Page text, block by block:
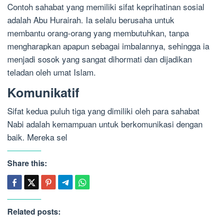
Contoh sahabat yang memiliki sifat keprihatinan sosial
adalah Abu Hurairah. Ia selalu berusaha untuk
membantu orang-orang yang membutuhkan, tanpa
mengharapkan apapun sebagai imbalannya, sehingga ia
menjadi sosok yang sangat dihormati dan dijadikan
teladan oleh umat Islam.
Komunikatif
Sifat kedua puluh tiga yang dimiliki oleh para sahabat
Nabi adalah kemampuan untuk berkomunikasi dengan
baik. Mereka sel
Share this:
Related posts: